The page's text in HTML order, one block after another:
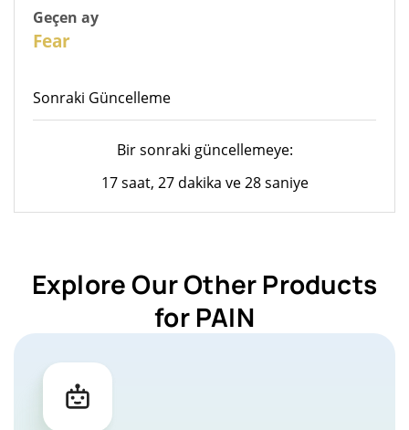
Geçen ay
Fear
Sonraki Güncelleme
Bir sonraki güncellemeye:
17 saat, 27 dakika ve 28 saniye
Explore Our Other Products
for PAIN